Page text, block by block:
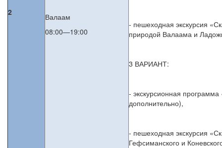
2
Валаам
08:00—19:00
- пешеходная экскурсия
природой Валаама и
3 ВАРИАНТ:
- экскурсионная
дополнительно),
- пешеходная экскурсия
Гефсиманского и